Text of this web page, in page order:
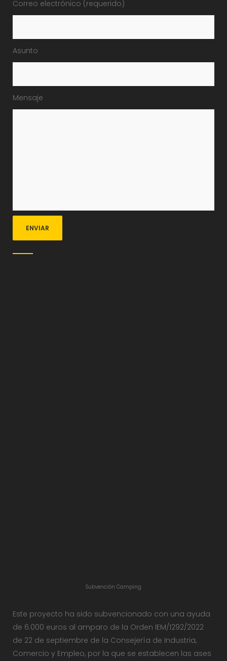
Correo electrónico (requerido)
Asunto
Mensaje
Subvención Camping
Este proyecto ha sido subvencionado con una ayuda
de 6.000 euros al amparo de la Orden IEM/1292/2022
de 22 de septiembre de la Consejería de Industria,
Comercio y Empleo, por la que se establecen las ases